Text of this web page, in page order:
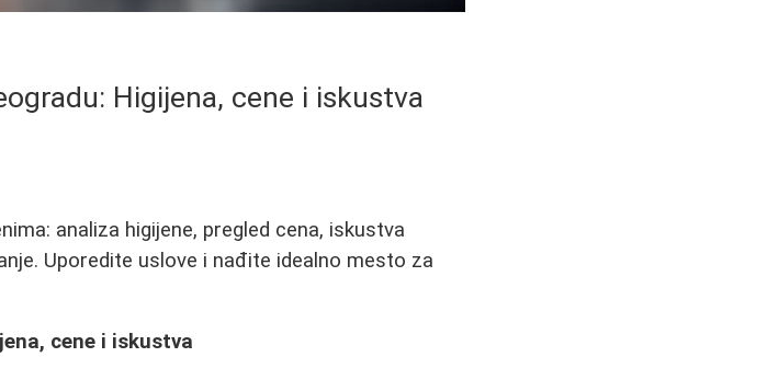
Higijena, cene i iskustva
analiza higijene, pregled cena, iskustva
Uporedite uslove i nađite idealno mesto za
cene i iskustva